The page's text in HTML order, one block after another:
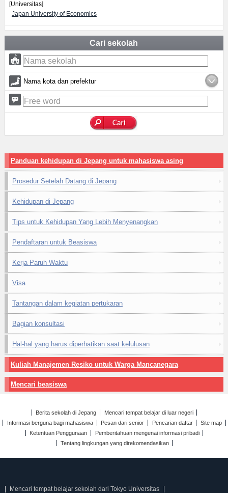
[Universitas]
Japan University of Economics
Cari sekolah
Nama kota dan prefektur
Panduan kehidupan di Jepang untuk mahasiswa asing
Prosedur Setelah Datang di Jepang
Kehidupan di Jepang
Tips untuk Kehidupan Yang Lebih Menyenangkan
Pendaftaran untuk Beasiswa
Kerja Paruh Waktu
Visa
Tantangan dalam kegiatan pertukaran
Bagian konsultasi
Hal-hal yang harus diperhatikan saat kelulusan
Kuliah Manajemen Resiko untuk Warga Mancanegara
Mencari beasiswa
Berita sekolah di Jepang
Mencari tempat belajar di luar negeri
Informasi berguna bagi mahasiswa
Pesan dari senior Pencarian daftar
Site map
Ketentuan Penggunaan
Pemberitahuan mengenai informasi pribadi
Tentang lingkungan yang direkomendasikan
Mencari tempat belajar sekolah dari Tokyo Universitas